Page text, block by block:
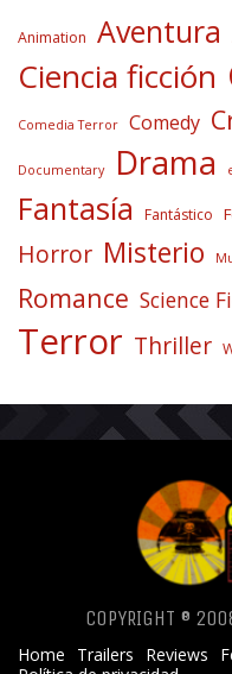
Animation Aventura
Ciencia ficción
Comedia Terror Comedy
Documentary Drama
Fantasía Fantástico
Horror Misterio
Romance Science
Terror Thriller
COPYRIGHT ®
Home Trailers Reviews